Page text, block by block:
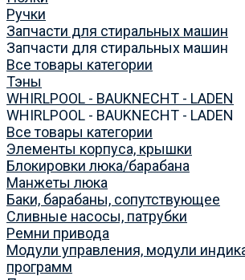
Ручки
Запчасти для стиральных машин
Запчасти для стиральных машин
Все товары категории
Тэны
WHIRLPOOL - BAUKNECHT - LADEN
WHIRLPOOL - BAUKNECHT - LADEN
Все товары категории
Элементы корпуса, крышки
Блокировки люка/барабана
Манжеты люка
Баки, барабаны, сопутствующее
Сливные насосы, патрубки
Ремни привода
Модули управления, модули
программ